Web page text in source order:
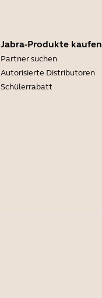
Jabra-Produkte kaufen
Partner suchen
Autorisierte Distributoren
Schülerrabatt